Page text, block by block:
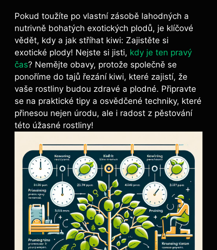
Pokud toužíte po vlastní zásobě lahodných a
nutrivně bohatých exotických plodů, je klíčové
vědět, kdy a jak stříhat kiwi: Zajistěte si
exotické plody! Nejste si jisti, kdy je ten pravý
čas? Nemějte obavy, protože společně se
ponoříme do tajů řezání kiwi, které zajistí, že
vaše rostliny budou zdravé a plodné. Připravte
se na praktické tipy a osvědčené techniky, které
přinesou nejen úrodu, ale i radost z pěstování
této úžasné rostliny!